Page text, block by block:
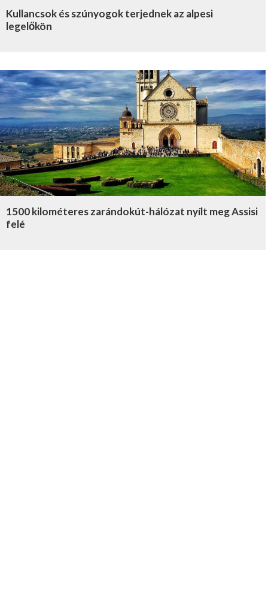
Kullancsok és szúnyogok terjednek az alpesi
legelőkön
1500 kilométeres zarándokút-hálózat nyílt meg Assisi
felé